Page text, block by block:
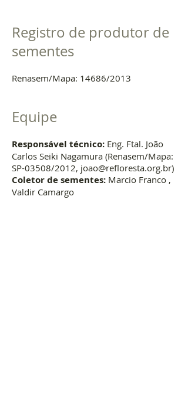
Registro de produtor de
sementes
Renasem/Mapa: 14686/2013
Equipe
Responsável técnico: Eng. Ftal. João
Carlos Seiki Nagamura (Renasem/Mapa:
SP-03508/2012, joao@refloresta.org.br)
Coletor de sementes: Marcio Franco ,
Valdir Camargo